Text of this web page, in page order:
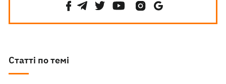
Статті по темі